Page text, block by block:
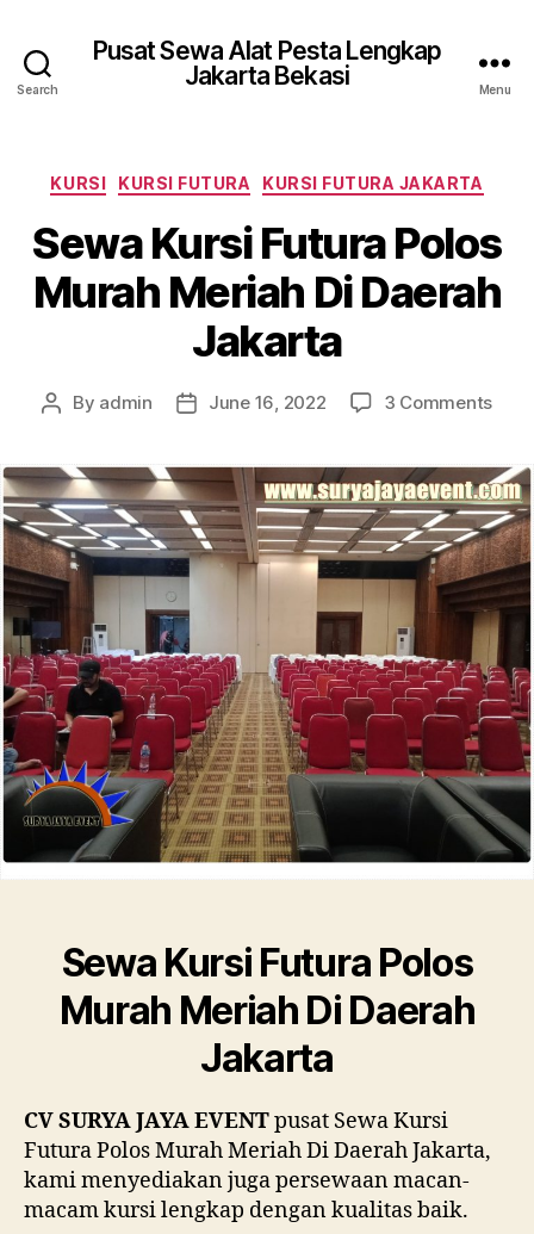
Search
Pusat Sewa Alat Pesta Lengkap
Jakarta Bekasi
Menu
Categories
KURSI KURSI FUTURA KURSI FUTURA JAKARTA
Sewa Kursi Futura Polos
Murah Meriah Di Daerah
Jakarta
Post
By admin
PostJune 16, 2022 3 Commentson
Di
Sewa Kursi Futura Polos
Murah Meriah Di Daerah
Jakarta
CV SURYA JAYA EVENTpusat Sewa Kursi
Futura Polos Murah Meriah Di Daerah Jakarta,
kami menyediakan juga persewaan macan-
macam kursi lengkap dengan kualitas baik.